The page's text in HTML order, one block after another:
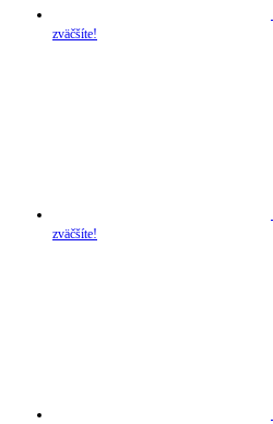
zväčšíte!
zväčšíte!